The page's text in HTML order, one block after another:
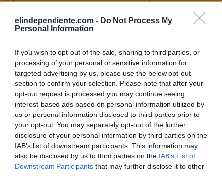
elindependiente.com - Do Not Process My
Personal Information
If you wish to opt-out of the sale, sharing to third parties, or
processing of your personal or sensitive information for
targeted advertising by us, please use the below opt-out
section to confirm your selection. Please note that after your
opt-out request is processed you may continue seeing
interest-based ads based on personal information utilized by
us or personal information disclosed to third parties prior to
your opt-out. You may separately opt-out of the further
disclosure of your personal information by third parties on the
IAB’s list of downstream participants. This information may
also be disclosed by us to third parties on the IAB’s List of
Downstream Participants that may further disclose it to other
utilizadas por un sistema fundamentalmente
favorables, hasta las que tienen una conciencia
social y política, pasando por mujeres de clases
privilegiadas que en conflicto con su estatus, y las
jóvenes desinhibidas y rebeldes de los años de la
Transición", cuenta el documentalistaJuan
Sánchez.
Por supuesto, no puede faltar su condición como
vaca sagrada delcine quinqui. "La guerrilla, el
futbolín, la jeringuilla desechable, la minipimer,